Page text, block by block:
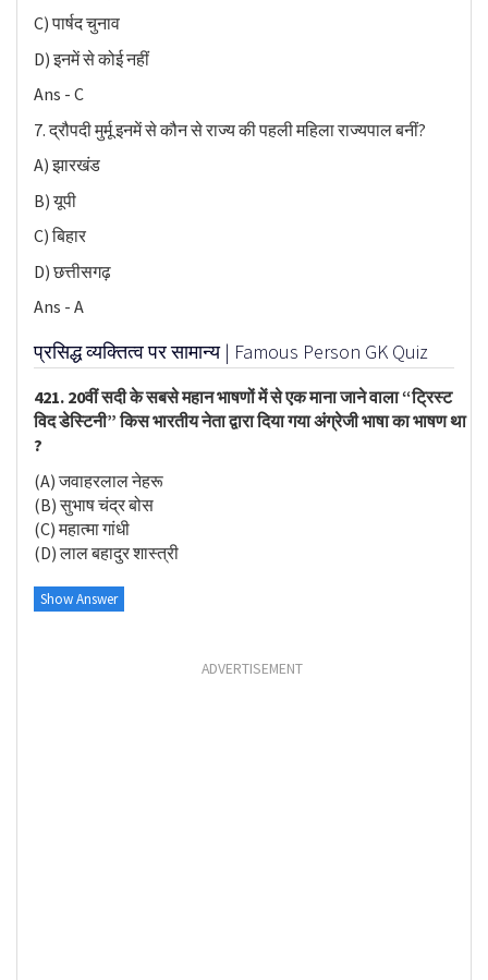
C) पार्षद चुनाव
D) इनमें से कोई नहीं
Ans - C
7. द्रौपदी मुर्मू इनमें से कौन से राज्य की पहली महिला राज्यपाल बनीं?
A) झारखंड
B) यूपी
C) बिहार
D) छत्तीसगढ़
Ans - A
प्रसिद्ध व्यक्तित्व पर सामान्य | Famous Person GK Quiz
421. 20वीं सदी के सबसे महान भाषणों में से एक माना जाने वाला “ट्रिस्ट
विद डेस्टिनी” किस भारतीय नेता द्वारा दिया गया अंग्रेजी भाषा का भाषण था
?
(A) जवाहरलाल नेहरू
(B) सुभाष चंद्र बोस
(C) महात्मा गांधी
(D) लाल बहादुर शास्त्री
Show Answer
ADVERTISEMENT